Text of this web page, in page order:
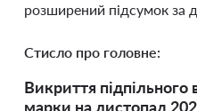
розширений підсумок за
Стисло про головне:
Викриття
марки на листопад